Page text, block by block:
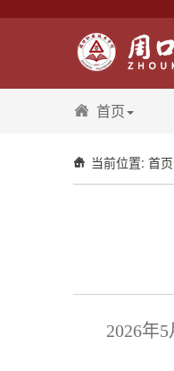
首页
当前位置: 首页
2026年